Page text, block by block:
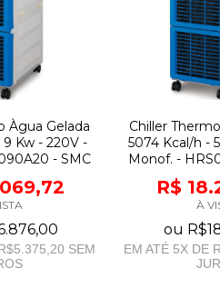
Àgua Gelada
Kw - 220V -
- SMC
SEM
Chiller
5074 Kcal/h -
Monof. -
R$
À
ou
EM ATÉ 5X DE